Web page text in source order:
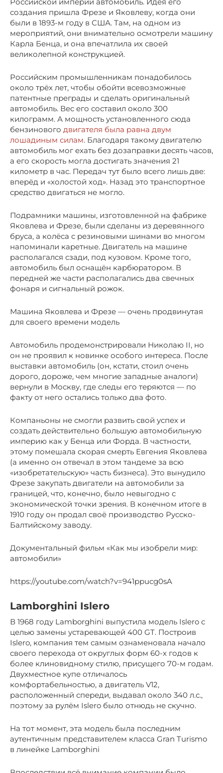
создания пришла Фрезе и Яковлеву, когда они
были в 1893-м году в США. Там, на одном из
мероприятий, они внимательно осмотрели машину
Карла Бенца, и она впечатлила их своей
великолепной конструкцией.
Российским промышленникам понадобилось
около трёх лет, чтобы обойти всевозможные
патентные преграды и сделать оригинальный
автомобиль. Вес его составил около 300
килограмм. А мощность установленного сюда
бензинового двигателя была равна двум
лошадиным силам. Благодаря такому двигателю
автомобиль мог ехать без дозаправки десять часов,
а его скорость могла достигать значения 21
километр в час. Передач тут было всего лишь две:
вперёд и «холостой ход». Назад это транспортное
средство двигаться не могло.
Подрамники машины, изготовленной на фабрике
Яковлева и Фрезе, были сделаны из деревянного
бруса, а колёса с резиновыми шинами во многом
напоминали каретные. Двигатель на машине
располагался сзади, под кузовом. Кроме того,
автомобиль был оснащён карбюратором. В
передней же части располагались два свечных
фонаря и сигнальный рожок.
Машина Яковлева и Фрезе — очень продвинутая
для своего времени модель
Автомобиль продемонстрировали Николаю II, но
он не проявил к новинке особого интереса. После
выставки автомобиль (он, кстати, стоил очень
дорого, дороже, чем многие западные аналоги)
вернули в Москву, где следы его теряются — по
факту от него остались только два фото.
Компаньоны не смогли развить свой успех и
создать действительно большую автомобильную
империю как у Бенца или Форда. В частности,
этому помешала скорая смерть Евгения Яковлева
(а именно он отвечал в этом тандеме за всю
«изобретательскую» часть бизнеса). Это вынудило
Фрезе закупать двигатели на автомобили за
границей, что, конечно, было невыгодно с
экономической точки зрения. В конечном итоге в
1910 году он продал своё производство Русско-
Балтийскому заводу.
Документальный фильм «Как мы изобрели мир:
автомобили»
https://youtube.com/watch?v=941ppucg0sA
Lamborghini Islero
В 1968 году Lamborghini выпустила модель Islero с
целью замены устаревающей 400 GT. Построив
Islero, компания тем самым ознаменовала начало
своего перехода от округлых форм 60-х годов к
более клиновидному стилю, присущего 70-м годам.
Двухместное купе отличалось
комфортабельностью, а двигатель V12,
расположенный спереди, выдавал около 340 л.с.,
поэтому за рулём Islero было отнюдь не скучно.
На тот момент, эта модель была последним
аутентичным представителем класса Gran Turismo
в линейке Lamborghini